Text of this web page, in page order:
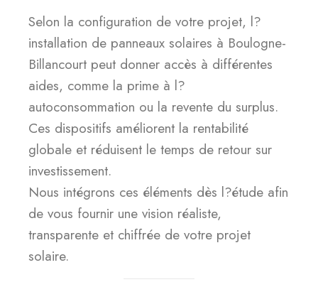
Selon la configuration de votre projet, l?
installation de panneaux solaires à Boulogne-
Billancourt peut donner accès à différentes
aides, comme la prime à l?
autoconsommation ou la revente du surplus.
Ces dispositifs améliorent la rentabilité
globale et réduisent le temps de retour sur
investissement.
Nous intégrons ces éléments dès l?étude afin
de vous fournir une vision réaliste,
transparente et chiffrée de votre projet
solaire.